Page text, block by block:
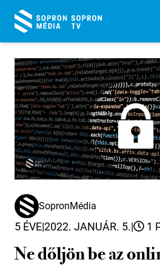
SopronMédia
5 ÉVE|2022. JANUÁR. 5.| 1
Ne dőljön be az